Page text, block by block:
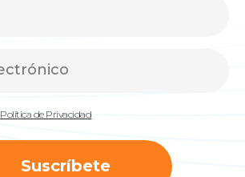
Política de Privacidad
Suscríbete